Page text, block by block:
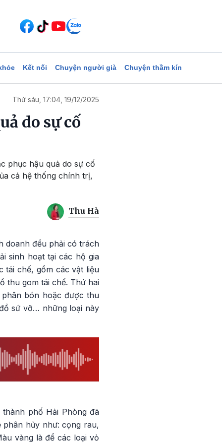
Kết nối Chuyện người già Chuyện thầm kín
Thứ sáu, 17:04, 19/12/2025
do sự cố
phục hậu quả do sự cố
cả hệ thống chính trị,
Thu Hà
doanh đều phải có trách
sinh hoạt tại các hộ gia
tái chế, gồm các vật liệu
thu gom tái chế. Thứ hai
bón hoặc được thu
sứ vỡ… những loại này
phố Hải Phòng đã
phân hủy như: cọng rau,
vàng là để các loại vỏ